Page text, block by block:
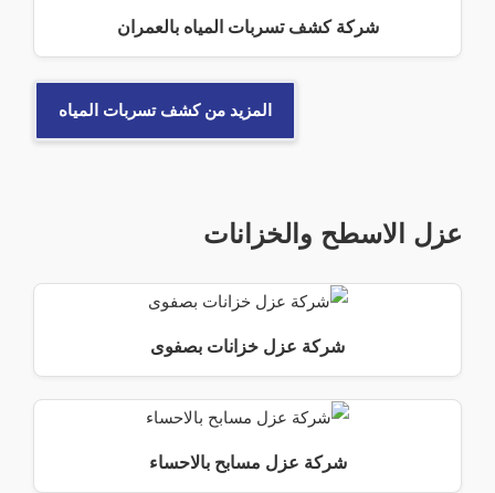
شركة كشف تسربات المياه بالعمران
المزيد من كشف تسربات المياه
عزل الاسطح والخزانات
شركة عزل خزانات بصفوى
شركة عزل مسابح بالاحساء